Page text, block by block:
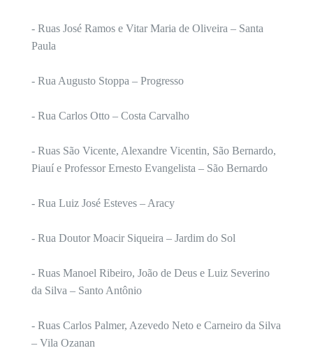
- Ruas José Ramos e Vitar Maria de Oliveira – Santa
Paula
- Rua Augusto Stoppa – Progresso
- Rua Carlos Otto – Costa Carvalho
- Ruas São Vicente, Alexandre Vicentin, São Bernardo,
Piauí e Professor Ernesto Evangelista – São Bernardo
- Rua Luiz José Esteves – Aracy
- Rua Doutor Moacir Siqueira – Jardim do Sol
- Ruas Manoel Ribeiro, João de Deus e Luiz Severino
da Silva – Santo Antônio
- Ruas Carlos Palmer, Azevedo Neto e Carneiro da Silva
– Vila Ozanan